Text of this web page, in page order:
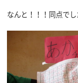
なんと！！！同点で